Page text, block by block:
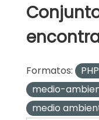
Formatos: PHP
medio-
medio